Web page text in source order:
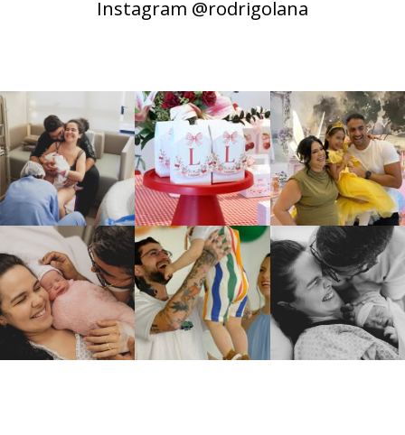
Instagram @rodrigolana